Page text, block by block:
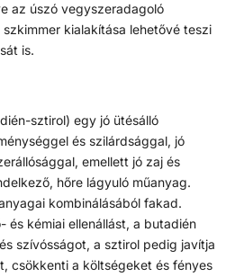
az úszó vegyszeradagoló
kialakítása lehetővé teszi
is.
sztirol) egy jó ütésálló
és szilárdsággal, jó
emellett jó zaj és
hőre lágyuló műanyag.
kombinálásából fakad.
és kémiai ellenállást, a butadién
szívósságot, a sztirol pedig javítja
csökkenti a költségeket és fényes